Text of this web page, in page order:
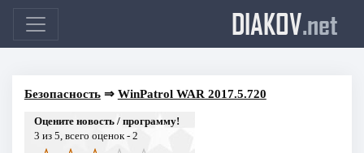
DIAKOV.net
Безопасность⇒ WinPatrol WAR 2017.5.720
Оцените новость / программу!
3 из 5, всего оценок - 2